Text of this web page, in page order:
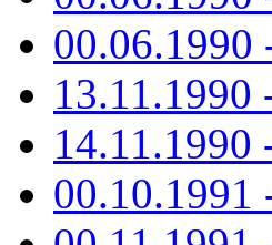
00.06.1990
13.11.1990
14.11.1990
00.10.1991